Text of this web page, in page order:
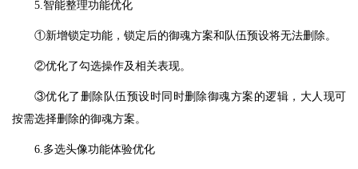
5.智能整理功能优化
①新增锁定功能，锁定后的御魂方案和队伍预设将无法删除。
②优化了勾选操作及相关表现。
③优化了删除队伍预设时同时删除御魂方案的逻辑，大人现可
按需选择删除的御魂方案。
6.多选头像功能体验优化